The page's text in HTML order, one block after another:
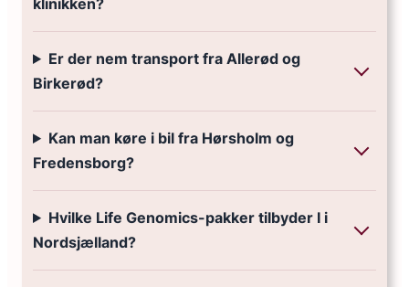
klinikken?
Er der nem transport fra Allerød og
Birkerød?
Kan man køre i bil fra Hørsholm og
Fredensborg?
Hvilke Life Genomics-pakker tilbyder I i
Nordsjælland?